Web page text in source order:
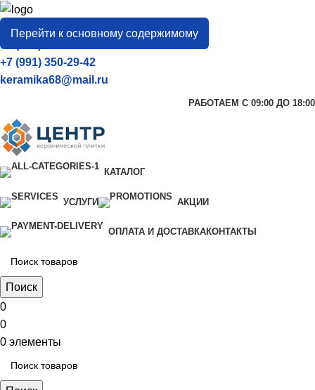
Перейти к основному содержимому
город
Тамбов
+7 (906) 657-33-54
+7 (991) 350-29-42
keramika68@mail.ru
РАБОТАЕМ С 09:00 ДО 18:00
КАТАЛОГ
УСЛУГИ АКЦИИ
ОПЛАТА И ДОСТАВКАКОНТАКТЫ
Поиск
0
0
0 элементы